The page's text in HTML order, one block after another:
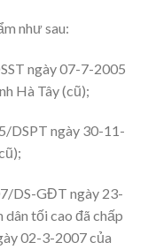
như sau:
ngày 07-7-2005
Hà Tây (cũ);
DSPT ngày 30-11-
DS-GĐT ngày 23-
dân tối cao đã chấp
02-3-2007 của